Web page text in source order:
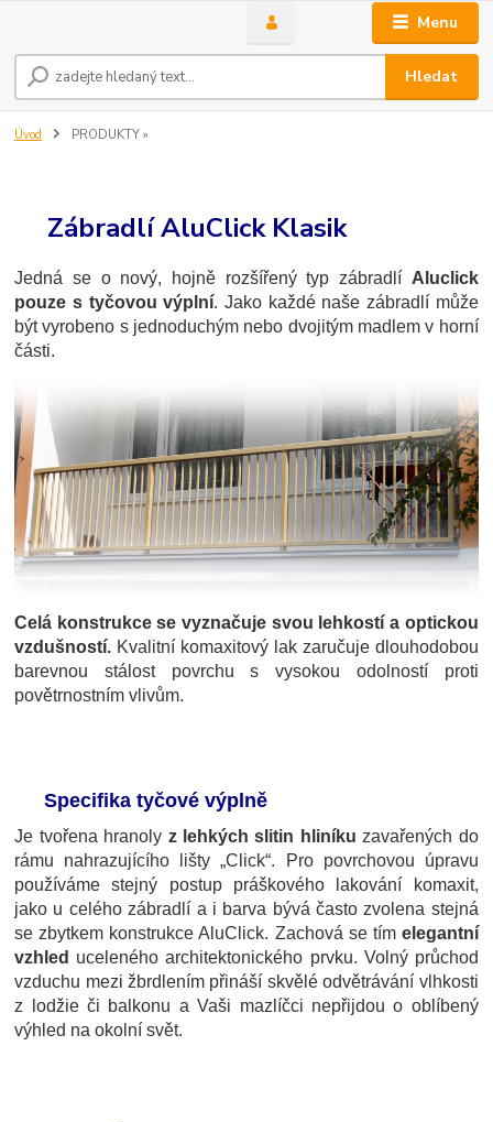
Menu
Hledat
Úvod PRODUKTY »
Zábradlí AluClick Klasik
Jedná se o nový, hojně rozšířený typ zábradlí Aluclick
pouze s tyčovou výplní. Jako každé naše zábradlí může
být vyrobeno s jednoduchým nebo dvojitým madlem v horní
části.
Celá konstrukce se vyznačuje svou lehkostí a optickou
vzdušností. Kvalitní komaxitový lak zaručuje dlouhodobou
barevnou stálost povrchu s vysokou odolností proti
povětrnostním vlivům.
Specifika tyčové výplně
Je tvořena hranoly z lehkých slitin hliníku zavařených do
rámu nahrazujícího lišty „Click“. Pro povrchovou úpravu
používáme stejný postup práškového lakování komaxit,
jako u celého zábradlí a i barva bývá často zvolena stejná
se zbytkem konstrukce AluClick. Zachová se tím elegantní
vzhled uceleného architektonického prvku. Volný průchod
vzduchu mezi žbrdlením přináší skvělé odvětrávání vlhkosti
z lodžie či balkonu a Vaši mazlíčci nepřijdou o oblíbený
výhled na okolní svět.